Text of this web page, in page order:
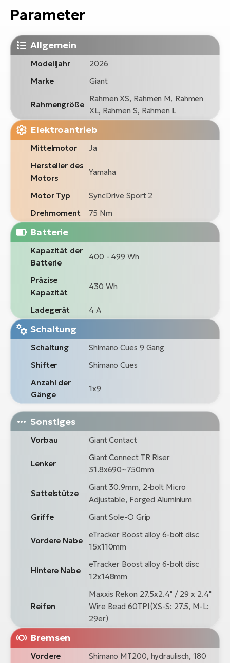
Parameter
Allgemein
Modelljahr
2026
Marke
Giant
Rahmengröße
Rahmen XS, Rahmen M, Rahmen
XL, Rahmen S, Rahmen L
Elektroantrieb
Mittelmotor
Ja
Hersteller des
Motors
Yamaha
Motor Typ
SyncDrive Sport 2
Drehmoment
75 Nm
Batterie
Kapazität der
Batterie
400 - 499 Wh
Präzise
Kapazität
430 Wh
Ladegerät 4 A
Schaltung
Schaltung
Shimano Cues 9 Gang
Shifter
Shimano Cues
Anzahl der
Gänge
1x9
Sonstiges
Vorbau Giant Contact
Lenker
Giant Connect TR Riser
31.8x690~750mm
Sattelstütze
Giant 30.9mm, 2-bolt Micro
Adjustable, Forged Aluminium
Griffe
Giant Sole-O Grip
Vordere Nabe
eTracker Boost alloy 6-bolt disc
15x110mm
Hintere Nabe
eTracker Boost alloy 6-bolt disc
12x148mm
Reifen
Maxxis Rekon 27.5x2.4" / 29 x 2.4"
Wire Bead 60TPI(XS-S: 27.5, M-L:
29er)
Bremsen
Vordere
Shimano MT200, hydraulisch, 180